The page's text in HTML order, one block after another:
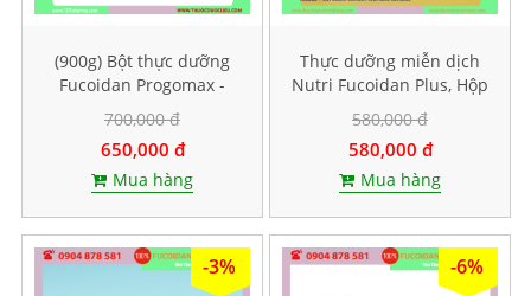
(900g) Bột thực dưỡng
Fucoidan Progomax -
dành cho bệnh nhân ung
thư
700,000 đ
650,000 đ
Mua hàng
Thực dưỡng miễn dịch
Nutri Fucoidan Plus, Hộp
500g
580,000 đ
580,000 đ
Mua hàng
-3% -6%